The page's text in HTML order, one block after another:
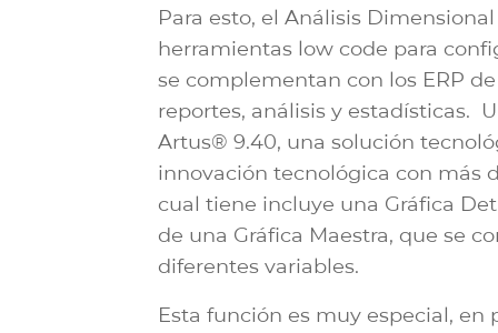
Para esto, el Análisis
herramientas low code para
se complementan con los ERP
reportes, análisis y estadísticas.
Artus® 9.40, una solución
innovación tecnológica con más
cual tiene incluye una Gráfica
de una Gráfica Maestra, que se
diferentes variables.
Esta función es muy especial,